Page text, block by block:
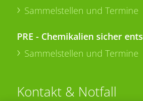
Sammelstellen und Termine
PRE - Chemikalien sicher
Sammelstellen und Termine
Kontakt & Notfall